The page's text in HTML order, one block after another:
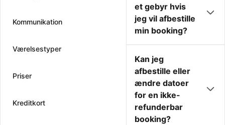
Kommunikation
Værelsestyper
Priser
Kreditkort
et gebyr hvis
jeg vil afbestille
min booking?
Kan jeg
afbestille eller
ændre datoer
for en ikke-
refunderbar
booking?